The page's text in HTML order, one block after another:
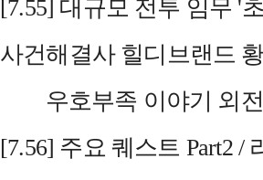
[7.55] 대규모 전투 임무 '
사건해결사 힐디브랜드
우호부족 이야기 외전
[7.56] 주요 퀘스트 Part2 /